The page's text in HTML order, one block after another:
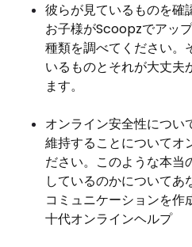
彼らが見ているものを確
お子様がScoopzでアッ
種類を調べてください。
いるものとそれが大丈夫
ます。
オンライン安全性につい
維持することについてオ
ださい。このような本当
しているのかについて
コミュニケーションを
十代オンラインヘルプ